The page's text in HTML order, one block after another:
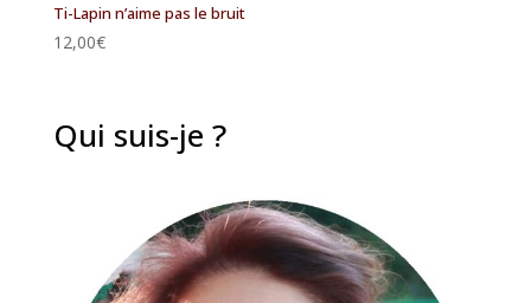
Ti-Lapin n’aime pas le bruit
12,00€
Qui suis-je ?